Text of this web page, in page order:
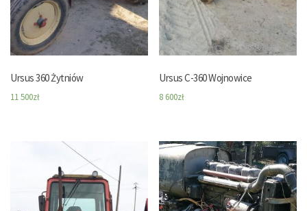
Ursus 360 Żytniów
11 500zł
Ursus C-360 Wojnowice
8 600zł